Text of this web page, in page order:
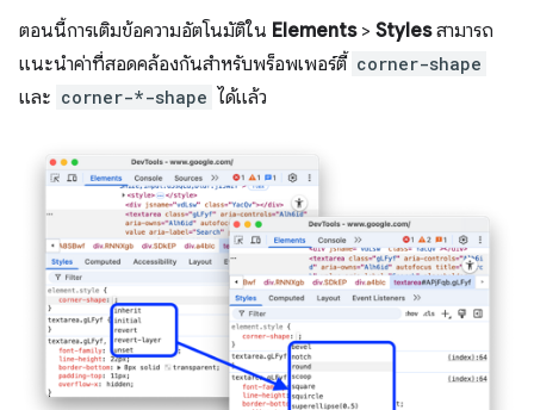
ตอนนี้การเติมข้อความอัตโนมัติใน Elements> Stylesสามารถ
แนะนำค่าที่สอดคล้องกันสำหรับพร็อพเพอร์ตี้ corner-shape
และ corner-*-shape ได้แล้ว